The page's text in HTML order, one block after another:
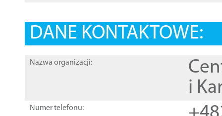
DANE KONTAKTOWE:
Nazwa organizacji:
i
Numer telefonu: